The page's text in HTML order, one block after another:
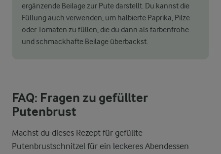
ergänzende Beilage zur Pute darstellt. Du kannst die
Füllung auch verwenden, um halbierte Paprika, Pilze
oder Tomaten zu füllen, die du dann als farbenfrohe
und schmackhafte Beilage überbackst.
FAQ: Fragen zu gefüllter
Putenbrust
Machst du dieses Rezept für gefüllte
Putenbrustschnitzel für ein leckeres Abendessen